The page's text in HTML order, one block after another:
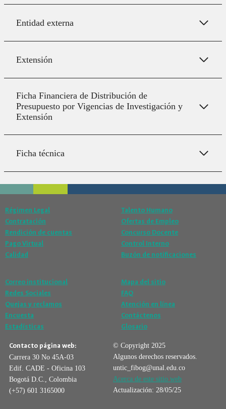
Entidad externa
Extensión
Ficha Financiera de Distribución de
Presupuesto por Vigencias de Investigación y
Extensión
Ficha técnica
Régimen Legal
Contratación
Rendición de cuentas
Pago Virtual
Calidad
Talento Humano
Ofertas de Empleo
Concurso Docente
Control Interno
Buzón de notificaciones
Correo institucional
Redes Sociales
Quejas y reclamos
Encuesta
Estadísticas
Mapa del sitio
FAQ
Atención en línea
Contáctenos
Glosario
Contacto página web:
Carrera 30 No 45A-03
Edif. CADE - Oficina 103
Bogotá D.C., Colombia
(+57) 601 3165000
© Copyright 2025
Algunos derechos reservados.
untic_fibog@unal.edu.co
Acerca de este sitio web
Actualización: 28/05/25